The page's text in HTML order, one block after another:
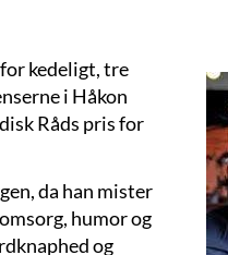
kedeligt, tre
i Håkon
Råds pris for
da han mister
humor og
og